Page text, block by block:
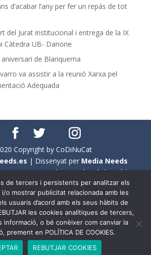
d’acabar l’any per fer un repàs de tot
del Jurat institucional i entrega de la IX
Càtedra UB- Danone
de Blanquerna
va assistir a la reunió Xarxa pel
Adequada
Copyright by CoDiNuCat
| Dissenyat per Media Needs
reservats aCoDiNuCat |Avís legal|
Avís per cookies
tingut en compte l'ús no sexista del
obstant això, i a causa de la seva
pogut fer de manera exhaustiva. Per
vegades , s'ha utilitzat el femení com a
és una professió que compta amb al
de tercers i persistents per analitzar els
o mostrar publicitat relacionada amb les
usuaris d’acord amb els seus hàbits de
les cookies analítiques de tercers,
informació, o bé conèixer com canviar la
prement en POLÍTICA DE COOKIES.
REBUTJAR COOKIES